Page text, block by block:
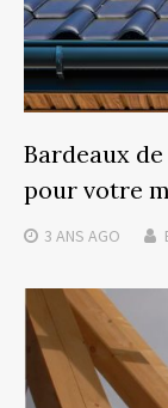
Bardeaux
pour votre
3 ANS AGO